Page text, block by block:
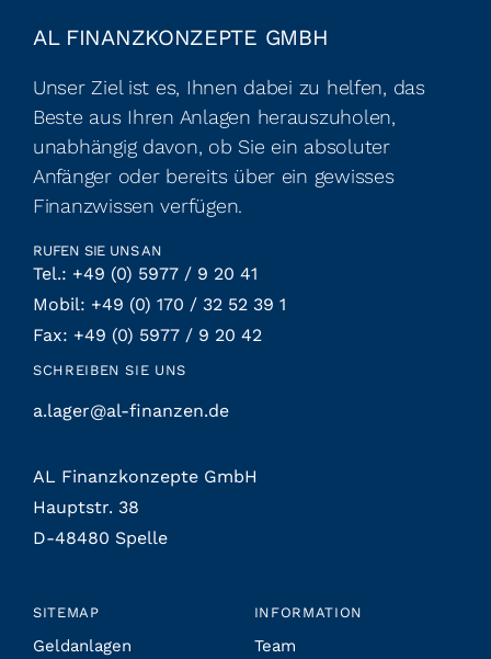
AL FINANZKONZEPTE GMBH
Unser Ziel ist es, Ihnen dabei zu helfen, das
Beste aus Ihren Anlagen herauszuholen,
unabhängig davon, ob Sie ein absoluter
Anfänger oder bereits über ein gewisses
Finanzwissen verfügen.
RUFEN SIE UNS AN
Tel.: +49 (0) 5977 / 9 20 41
Mobil: +49 (0) 170 / 32 52 39 1
Fax: +49 (0) 5977 / 9 20 42
SCHREIBEN SIE UNS
a.lager@al-finanzen.de
AL Finanzkonzepte GmbH
Hauptstr. 38
D-48480 Spelle
SITEMAP
Geldanlagen
INFORMATION
Team